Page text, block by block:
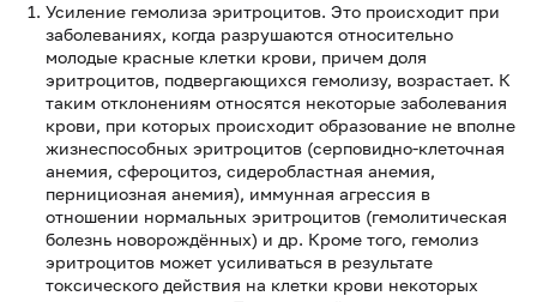
Усиление гемолиза эритроцитов. Это происходит при
заболеваниях, когда разрушаются относительно
молодые красные клетки крови, причем доля
эритроцитов, подвергающихся гемолизу, возрастает. К
таким отклонениям относятся некоторые заболевания
крови, при которых происходит образование не вполне
жизнеспособных эритроцитов (серповидно-клеточная
анемия, сфероцитоз, сидеробластная анемия,
пернициозная анемия), иммунная агрессия в
отношении нормальных эритроцитов (гемолитическая
болезнь новорождённых) и др. Кроме того, гемолиз
эритроцитов может усиливаться в результате
токсического действия на клетки крови некоторых